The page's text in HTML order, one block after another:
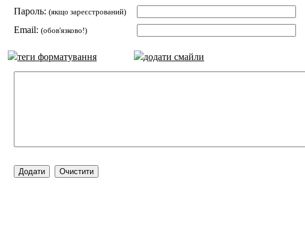
Пароль: (якщо зареєстрований)
Email: (обов'язково!)
теги форматування додати смайли